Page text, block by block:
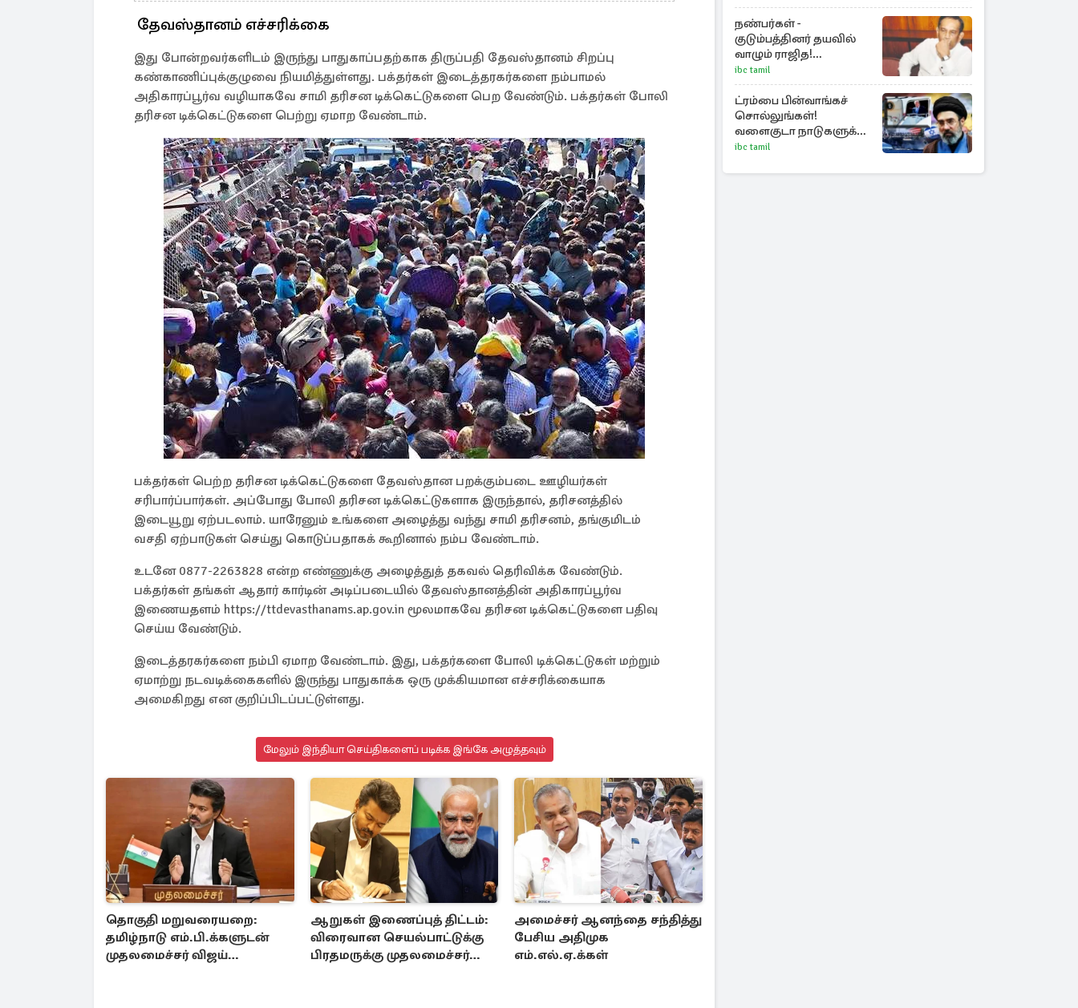
தேவஸ்தானம் எச்சரிக்கை
இது போன்றவர்களிடம் இருந்து பாதுகாப்பதற்காக திருப்பதி தேவஸ்தானம் சிறப்பு
கண்காணிப்புக்குழுவை நியமித்துள்ளது. பக்தர்கள் இடைத்தரகர்களை நம்பாமல்
அதிகாரப்பூர்வ வழியாகவே சாமி தரிசன டிக்கெட்டுகளை பெற வேண்டும். பக்தர்கள் போலி
தரிசன டிக்கெட்டுகளை பெற்று ஏமாற வேண்டாம்.
பக்தர்கள் பெற்ற தரிசன டிக்கெட்டுகளை தேவஸ்தான பறக்கும்படை ஊழியர்கள்
சரிபார்ப்பார்கள். அப்போது போலி தரிசன டிக்கெட்டுகளாக இருந்தால், தரிசனத்தில்
இடையூறு ஏற்படலாம். யாரேனும் உங்களை அழைத்து வந்து சாமி தரிசனம், தங்குமிடம்
வசதி ஏற்பாடுகள் செய்து கொடுப்பதாகக் கூறினால் நம்ப வேண்டாம்.
உடனே 0877-2263828 என்ற எண்ணுக்கு அழைத்துத் தகவல் தெரிவிக்க வேண்டும்.
பக்தர்கள் தங்கள் ஆதார் கார்டின் அடிப்படையில் தேவஸ்தானத்தின் அதிகாரப்பூர்வ
இணையதளம் https://ttdevasthanams.ap.gov.in மூலமாகவே தரிசன டிக்கெட்டுகளை பதிவு
செய்ய வேண்டும்.
இடைத்தரகர்களை நம்பி ஏமாற வேண்டாம். இது, பக்தர்களை போலி டிக்கெட்டுகள் மற்றும்
ஏமாற்று நடவடிக்கைகளில் இருந்து பாதுகாக்க ஒரு முக்கியமான எச்சரிக்கையாக
அமைகிறது என குறிப்பிடப்பட்டுள்ளது.
மேலும் இந்தியா செய்திகளைப் படிக்க இங்கே அழுத்தவும்
தொகுதி மறுவரையறை:
தமிழ்நாடு எம்.பி.க்களுடன்
முதலமைச்சர் விஜய்
ஆறுகள் இணைப்புத் திட்டம்:
விரைவான செயல்பாட்டுக்கு
பிரதமருக்கு முதலமைச்சர்
அமைச்சர் ஆனந்தை சந்தித்து
பேசிய அதிமுக
எம்.எல்.ஏ.க்கள்
நண்பர்கள் -
குடும்பத்தினர் தயவில்
வாழும் ராஜித!
தொலைக்காட்சியில்
குமுறல்
ibc tamil
ட்ரம்பை பின்வாங்கச்
சொல்லுங்கள்!
வளைகுடா நாடுகளுக்கு
ஈரான் தாக்குதல்
ibc tamil